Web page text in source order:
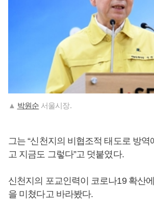
▲ 박원순 서울시장.
그는 “신천지의 비협조적 태도로 방역
고 지금도 그렇다”고 덧붙였다.
신천지의 포교인력이 코로나19 확산
을 미쳤다고 바라봤다.